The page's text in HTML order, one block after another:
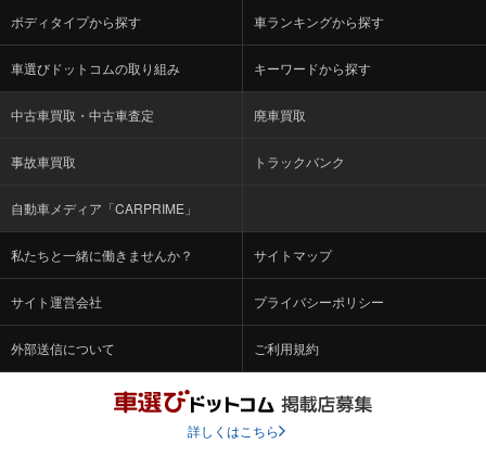
ボディタイプから探す 車ランキングから探す
車選びドットコムの取り組み キーワードから探す
中古車買取・中古車査定 廃車買取
事故車買取 トラックバンク
自動車メディア「CARPRIME」
私たちと一緒に働きませんか？ サイトマップ
サイト運営会社 プライバシーポリシー
外部送信について ご利用規約
詳しくはこちら